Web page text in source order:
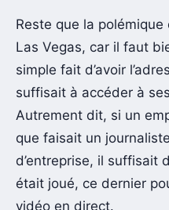
Reste que la
Las Vegas, car il faut
simple fait d’avoir
suffisait à accéder à
Autrement dit, si un
que faisait un
d’entreprise, il suffisait
était joué, ce dernier
vidéo en direct.